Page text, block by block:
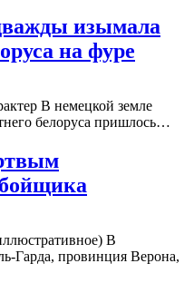
изымала
на фуре
В немецкой земле
белоруса пришлось…
В
Гарда, провинция Верона,